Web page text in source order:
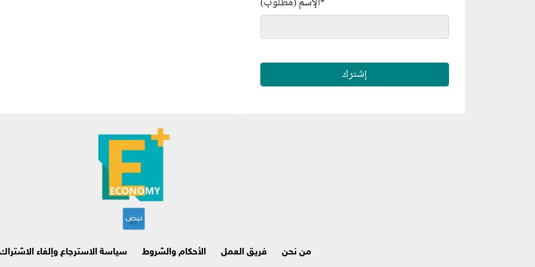
من نحن فريق العمل الأحكام والشروط سياسة الاسترجاع وإلغاء